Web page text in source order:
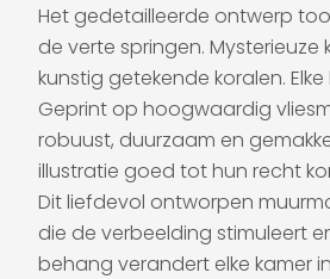
Het gedetailleerde ontwerp
de verte springen.
kunstig getekende koralen.
Geprint op hoogwaardig
robuust, duurzaam en
illustratie goed tot hun recht
Dit liefdevol ontworpen
die de verbeelding stimuleert
behang verandert elke kamer